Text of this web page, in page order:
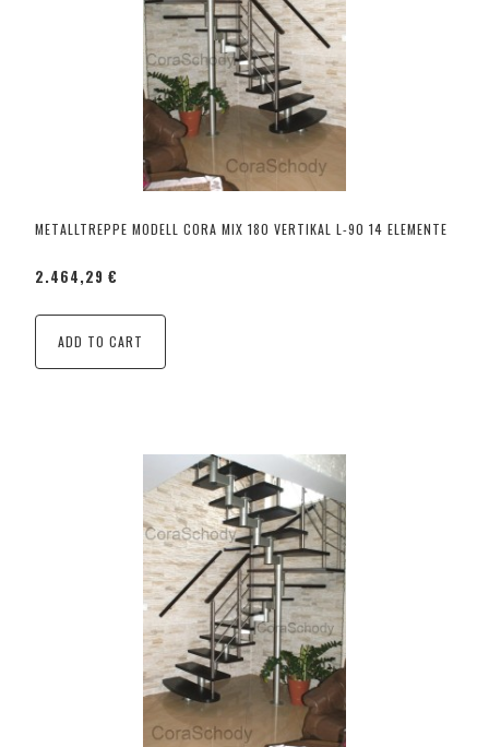
METALLTREPPE MODELL CORA MIX 180 VERTIKAL L-90 14 ELEMENTE
2.464,29 €
ADD TO CART